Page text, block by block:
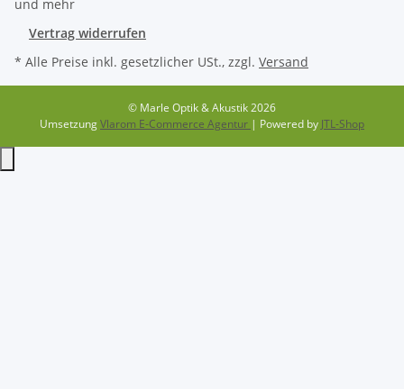
Vertrag widerrufen
* Alle Preise inkl. gesetzlicher USt., zzgl. Versand
© Marle Optik & Akustik 2026
UmsetzungVlarom E-Commerce Agentur | Powered by JTL-Shop